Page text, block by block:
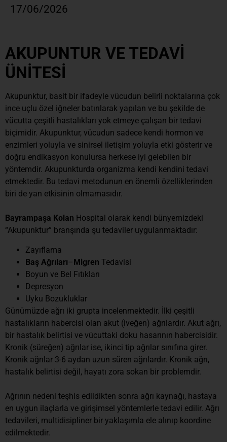
17/06/2026
AKUPUNTUR VE TEDAVİ
ÜNİTESİ
Akupunktur, basit bir ifadeyle vücudun belirli noktalarına çok
ince uçlu özel iğneler batırılarak yapılan ve bu şekilde de
vücutta çeşitli hastalıkları yok etmeye çalışan bir tedavi
biçimidir. Akupunktur, vücudun sadece kendi hormon ve
enzimleri yoluyla ve sinirsel iletişim yoluyla etki gösterir ve
doğru endikasyon konulursa herkese iyi gelebilen bir
yöntemdir. Akupunkturda organizma kendi kendini tedavi
etmektedir. Bu tedavi metodunun en önemli özelliklerinden
biri de yan etkisinin olmamasıdır.
Bayrampaşa Kolan Hospital olarak kendi bünyemizdeki
“Akupunktur” branşında şu tedaviler uygulanmaktadır:
Zayıflama
Baş Ağrıları–Migren Tedavisi
Boyun ve Bel Fıtıkları
Depresyon
Uyku Bozukluklar
Günümüzde ağrı iki grupta incelenmektedir. İlki çeşitli
hastalıkların habercisi olan akut (iveğen) ağrılardır. Akut ağrı,
bir hastalık belirtisi ve vücuttaki doku hasarının habercisidir.
Kronik (süreğen) ağrılar ise, ikinci tip ağrılar sınıfına girer.
Kronik ağrılar 3-6 aydan uzun süren ağrılardır. Kronik ağrı,
hastalık belirtisi değil, hayatı zora sokan bir problemdir.
Ağrının nedeni teşhis edildikten sonra ağrı kaynağı, hastaya
en uygun ilaçlarla ve girişimsel yöntemlerle tedavi edilir. Ağrı
tedavileri, multidisipliner bir yaklaşımla ele alınıp koordine
edilmektedir.